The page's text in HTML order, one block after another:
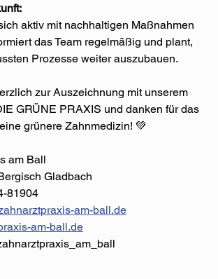
aktiv mit nachhaltigen Maßnahmen
das Team regelmäßig und plant,
Prozesse weiter auszubauen.⁠
zur Auszeichnung mit unserem
GRÜNE PRAXIS und danken für das
grünere Zahnmedizin! 💚
am Ball⁠
Gladbach⁠
81904⁠
am-ball.de
am-ball.de